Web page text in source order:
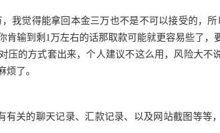
我觉得能拿回本金三万也不是不可以接受的，
肯输到剩1万左右的话那取款可能就更容易些了，
压的方式套出来，个人建议不这么用，风险大不
烦了。
有关的聊天记录、汇款记录、以及网站截图等等